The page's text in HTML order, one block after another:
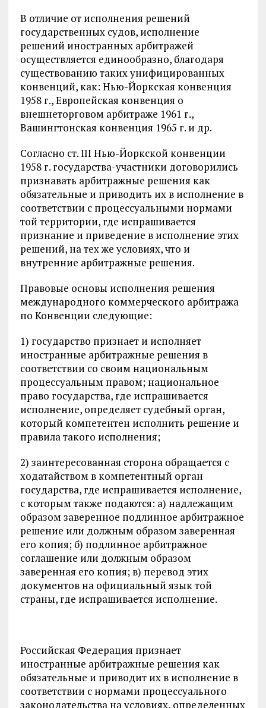
В отличие от исполнения решений
государственных судов, исполнение
решений иностранных арбитражей
осуществляется единообразно, благодаря
существованию таких унифицированных
конвенций, как: Нью-Йоркская конвенция
1958 г., Европейская конвенция о
внешнеторговом арбитраже 1961 г.,
Вашингтонская конвенция 1965 г. и др.
Согласно ст. III Нью-Йоркской конвенции
1958 г. государства-участники договорились
признавать арбитражные решения как
обязательные и приводить их в исполнение в
соответствии с процессуальными нормами
той территории, где испрашивается
признание и приведение в исполнение этих
решений, на тех же условиях, что и
внутренние арбитражные решения.
Правовые основы исполнения решения
международного коммерческого арбитража
по Конвенции следующие:
1) государство признает и исполняет
иностранные арбитражные решения в
соответствии со своим национальным
процессуальным правом; национальное
право государства, где испрашивается
исполнение, определяет судебный орган,
который компетентен исполнить решение и
правила такого исполнения;
2) заинтересованная сторона обращается с
ходатайством в компетентный орган
государства, где испрашивается исполнение,
с которым также подаются: а) надлежащим
образом заверенное подлинное арбитражное
решение или должным образом заверенная
его копия; б) подлинное арбитражное
соглашение или должным образом
заверенная его копия; в) перевод этих
документов на официальный язык той
страны, где испрашивается исполнение.
Российская Федерация признает
иностранные арбитражные решения как
обязательные и приводит их в исполнение в
соответствии с нормами процессуального
законодательства на условиях, определенных